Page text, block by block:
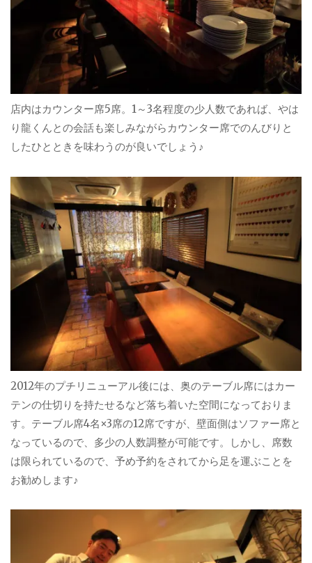
店内はカウンター席5席。1～3名程度の少人数であれば、やは
り龍くんとの会話も楽しみながらカウンター席でのんびりと
したひとときを味わうのが良いでしょう♪
2012年のプチリニューアル後には、奥のテーブル席にはカー
テンの仕切りを持たせるなど落ち着いた空間になっておりま
す。テーブル席4名×3席の12席ですが、壁面側はソファー席と
なっているので、多少の人数調整が可能です。しかし、席数
は限られているので、予め予約をされてから足を運ぶことを
お勧めします♪